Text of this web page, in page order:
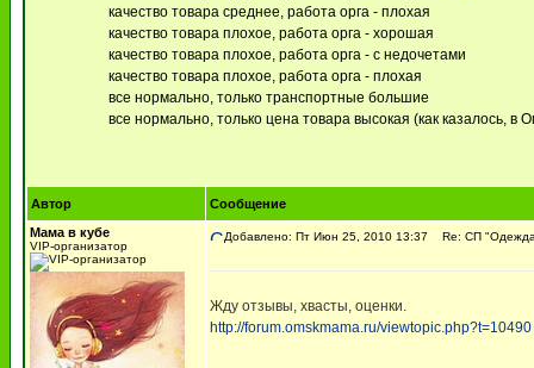
качество товара среднее, работа орга - плохая
качество товара плохое, работа орга - хорошая
качество товара плохое, работа орга - с недочетами
качество товара плохое, работа орга - плохая
все нормально, только транспортные большие
все нормально, только цена товара высокая (как казалось, в
Автор
Сообщение
Мама в кубе
VIP-организатор
Добавлено: Пт Июн 25, 2010 13:37 Re: СП "Одежда
Жду отзывы, хвасты, оценки.
http://forum.omskmama.ru/viewtopic.php?t=10490